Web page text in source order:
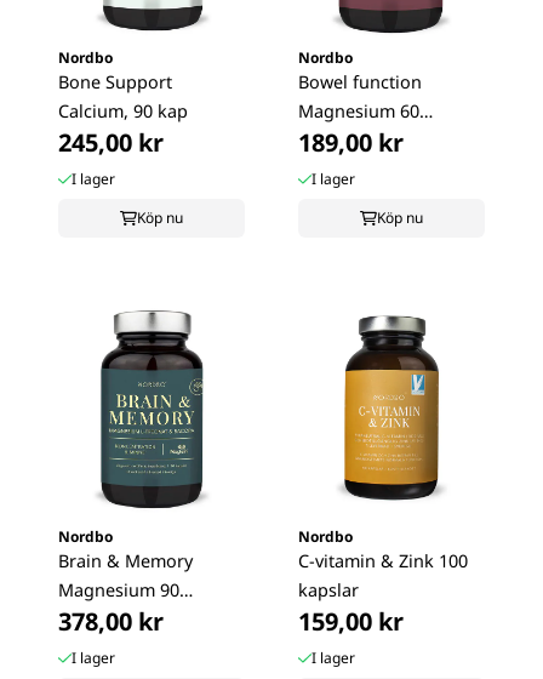
Nordbo
Bone Support
Calcium, 90 kap
245,00 kr
I lager
Köp nu
Nordbo
Bowel function
Magnesium 60
kapslar
189,00 kr
I lager
Köp nu
Nordbo
Brain & Memory
Magnesium 90
kapslar
378,00 kr
I lager
Nordbo
C-vitamin & Zink 100
kapslar
159,00 kr
I lager